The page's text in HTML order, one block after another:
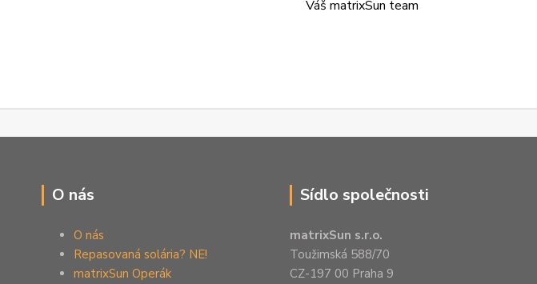
Váš matrixSun team
O nás
O nás
Repasovaná solária? NE!
matrixSun Operák
Sídlo společnosti
matrixSun s.r.o.
Toužimská 588/70
CZ-197 00 Praha 9